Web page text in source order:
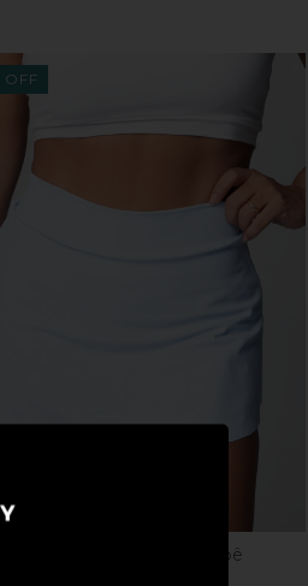
OFF
Short Saia Basic - Azul Bebê